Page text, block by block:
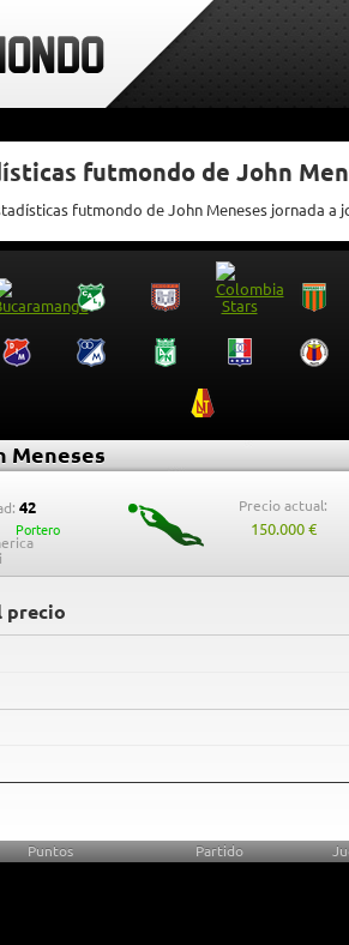
futmondo de John
futmondo de John Meneses jornada a
Meneses
42
Portero
Precio actual:
150.000 €
precio
Puntos Partido